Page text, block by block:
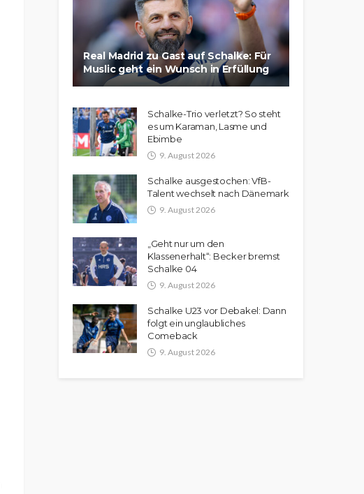
Real Madrid zu Gast auf Schalke: Für
Muslic geht ein Wunsch in Erfüllung
Schalke-Trio verletzt? So steht
es um Karaman, Lasme und
Ebimbe
9. August 2026
Schalke ausgestochen: VfB-
Talent wechselt nach Dänemark
9. August 2026
„Geht nur um den
Klassenerhalt“: Becker bremst
Schalke 04
9. August 2026
Schalke U23 vor Debakel: Dann
folgt ein unglaubliches
Comeback
9. August 2026